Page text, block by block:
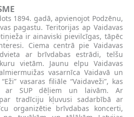
1894. gadā, apvienojot Podzēnu,
pagastu. Teritorijas ap Vaidavas
ir ainaviski pievilcīgas, tāpēc
Ciema centrā pie Vaidavas
ar brīvdabas estrādi, telšu
vietām. Jaunu elpu Vaidavas
vasarnīca Vaidavā un
vasaras filiāle “Vaidaveži”, kas
ar SUP dēļiem un laivām. Ar
tradīciju kļuvusi sadarbībā ar
organizētie brīvdabas koncerti,